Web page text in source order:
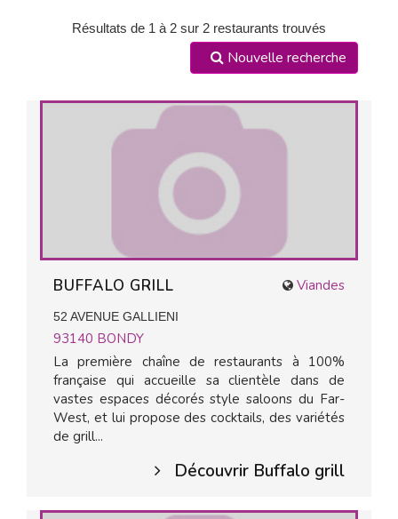
Résultats de 1 à 2 sur 2 restaurants trouvés
Nouvelle recherche
Viandes
BUFFALO GRILL
52 AVENUE GALLIENI
93140 BONDY
La première chaîne de restaurants à 100%
française qui accueille sa clientèle dans de
vastes espaces décorés style saloons du Far-
West, et lui propose des cocktails, des variétés
de grill...
Découvrir Buffalo grill